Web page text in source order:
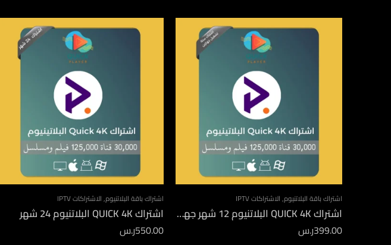
اشتراك باقة البلاتنيوم,الاشتراكات IPTV
اشتراك QUICK 4K البلاتنيوم 12 شهر جهازين
399.00ر.س
اشتراك باقة البلاتنيوم,الاشتراكات IPTV
اشتراك QUICK 4K البلاتنيوم 24 شهر
550.00ر.س